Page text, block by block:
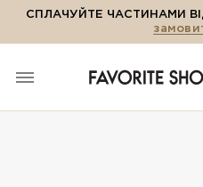
СПЛАЧУЙТЕ ЧАСТИНАМИ